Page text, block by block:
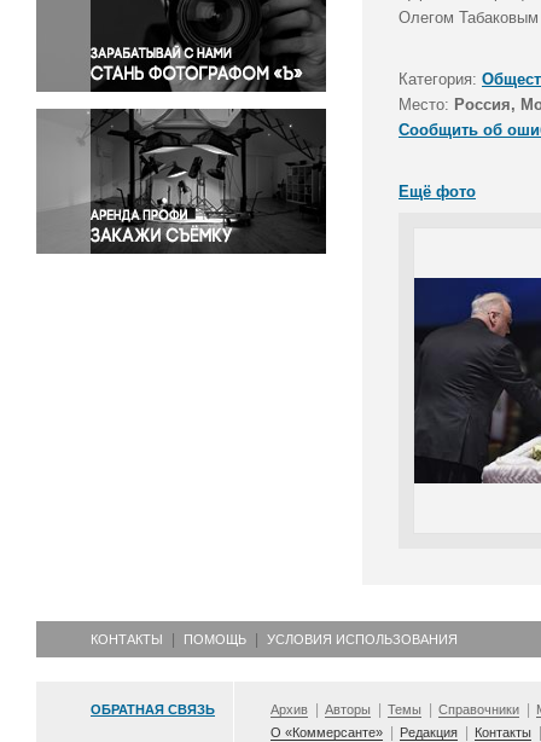
Правосудие
Происшествия и конфликты
Религия
Светская жизнь
Спорт
Экология
Экономика и бизнес
Олегом
Категория:
Место: Россия,
Сообщить об
Ещё фото
КОНТАКТЫ ПОМОЩЬ УСЛОВИЯ ИСПОЛЬЗОВАНИЯ
ОБРАТНАЯ СВЯЗЬ Архив Авторы Темы Справочники
О «Коммерсанте»
Редакция Контакты